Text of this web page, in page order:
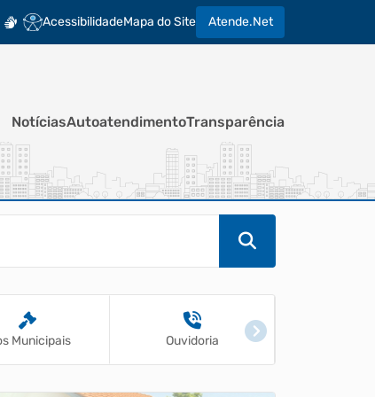
AcessibilidadeMapa do Site Atende.Net
NotíciasAutoatendimentoTransparência
Ouvidoria Licitações